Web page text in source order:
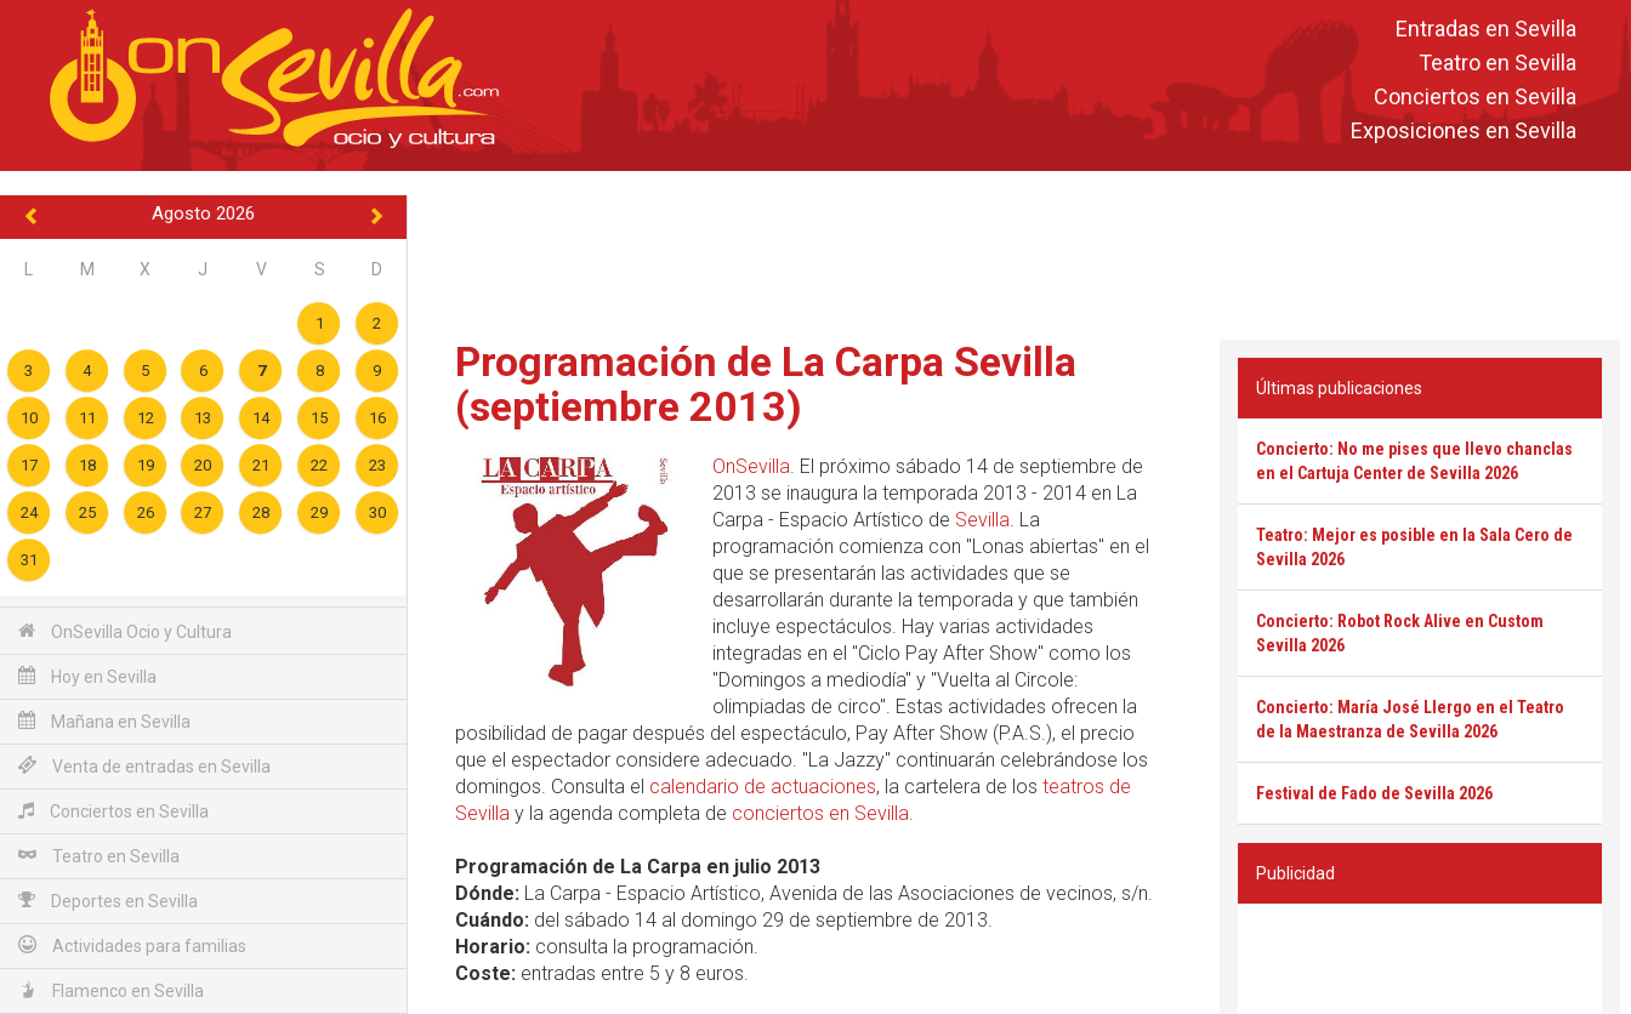
Entradas en Sevilla
Teatro en Sevilla
Conciertos en Sevilla
Exposiciones en Sevilla
Agosto 2026
M X J V S D
1 2
3 4 5 6 7 8 9
10 11 12 13 14 15 16
17 18 19 20 21 22 23
24 25 26 27 28 29 30
31
OnSevilla Ocio y Cultura
Hoy en Sevilla
Mañana en Sevilla
Venta de entradas en Sevilla
Conciertos en Sevilla
Teatro en Sevilla
Deportes en Sevilla
Actividades para familias
Flamenco en Sevilla
Programación de La Carpa Sevilla
(septiembre 2013)
OnSevilla. El próximo sábado 14 de septiembre de
2013 se inaugura la temporada 2013 - 2014 en La
Carpa - Espacio Artístico de Sevilla. La
programación comienza con "Lonas abiertas" en el
que se presentarán las actividades que se
desarrollarán durante la temporada y que también
incluye espectáculos. Hay varias actividades
integradas en el "Ciclo Pay After Show" como los
"Domingos a mediodía" y "Vuelta al Circole:
olimpiadas de circo". Estas actividades ofrecen la
posibilidad de pagar después del espectáculo, Pay After Show (P.A.S.), el precio
que el espectador considere adecuado. "La Jazzy" continuarán celebrándose los
domingos. Consulta el calendario de actuaciones, la cartelera de los teatros de
Sevilla y la agenda completa de conciertos en Sevilla.
Programación de La Carpa en julio 2013
Dónde: La Carpa - Espacio Artístico, Avenida de las Asociaciones de vecinos, s/n.
Cuándo: del sábado 14 al domingo 29 de septiembre de 2013.
Horario: consulta la programación.
Coste: entradas entre 5 y 8 euros.
Últimas publicaciones
Concierto: No me pises que llevo chanclas
en el Cartuja Center de Sevilla 2026
Teatro: Mejor es posible en la Sala Cero de
Sevilla 2026
Concierto: Robot Rock Alive en Custom
Sevilla 2026
Concierto: María José Llergo en el Teatro
de la Maestranza de Sevilla 2026
Festival de Fado de Sevilla 2026
Publicidad